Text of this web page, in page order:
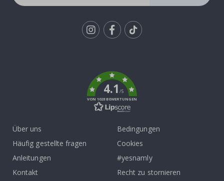
4.1/5
VON 1028 BEWERTUNGEN
Über uns
Häufig gestellte fragen
Anleitungen
Kontakt
Bedingungen
Cookies
#yesnamly
Recht zu stornieren